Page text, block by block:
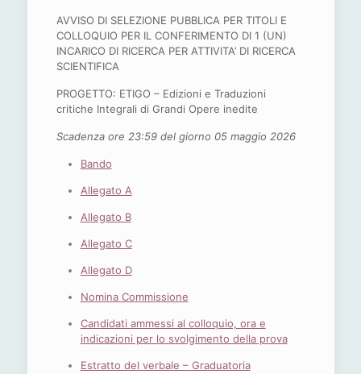
AVVISO DI SELEZIONE PUBBLICA PER TITOLI E
COLLOQUIO PER IL CONFERIMENTO DI 1 (UN)
INCARICO DI RICERCA PER ATTIVITA’ DI RICERCA
SCIENTIFICA
PROGETTO: ETIGO – Edizioni e Traduzioni
critiche Integrali di Grandi Opere inedite
Scadenza ore 23:59 del giorno 05 maggio 2026
Bando
Allegato A
Allegato B
Allegato C
Allegato D
Nomina Commissione
Candidati ammessi al colloquio, ora e
indicazioni per lo svolgimento della prova
Estratto del verbale – Graduatoria